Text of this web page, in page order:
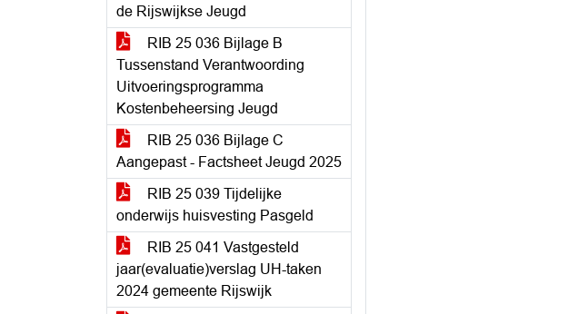
de Rijswijkse Jeugd
RIB 25 036 Bijlage B
Tussenstand Verantwoording
Uitvoeringsprogramma
Kostenbeheersing Jeugd
RIB 25 036 Bijlage C
Aangepast - Factsheet Jeugd 2025
RIB 25 039 Tijdelijke
onderwijs huisvesting Pasgeld
RIB 25 041 Vastgesteld
jaar(evaluatie)verslag UH-taken
2024 gemeente Rijswijk